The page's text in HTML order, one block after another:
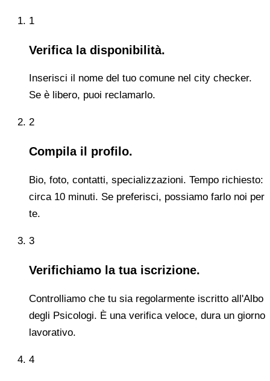
1
Verifica la disponibilità.
Inserisci il nome del tuo comune nel city checker.
Se è libero, puoi reclamarlo.
2
Compila il profilo.
Bio, foto, contatti, specializzazioni. Tempo richiesto:
circa 10 minuti. Se preferisci, possiamo farlo noi per
te.
3
Verifichiamo la tua iscrizione.
Controlliamo che tu sia regolarmente iscritto all'Albo
degli Psicologi. È una verifica veloce, dura un giorno
lavorativo.
4